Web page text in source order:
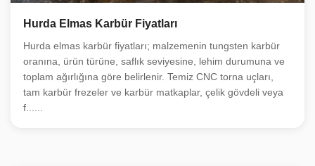
Hurda Elmas Karbür Fiyatları
Hurda elmas karbür fiyatları; malzemenin tungsten karbür
oranına, ürün türüne, saflık seviyesine, lehim durumuna ve
toplam ağırlığına göre belirlenir. Temiz CNC torna uçları,
tam karbür frezeler ve karbür matkaplar, çelik gövdeli veya
f......